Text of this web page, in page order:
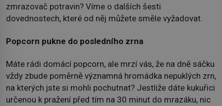
zmrazovač potravin? Víme o dalších šesti
dovednostech, které od něj můžete směle vyžadovat.
Popcorn pukne do posledního zrna
Máte rádi domácí popcorn, ale mrzí vás, že na dně sáčku
vždy zbude poměrně významná hromádka nepuklých zrn,
na kterých jste si mohli pochutnat? Jestliže dáte kukuřici
určenou k pražení před tím na 30 minut do mrazáku, nic